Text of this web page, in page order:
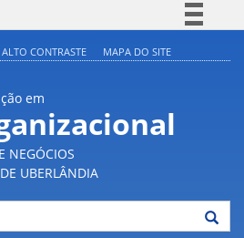
Acesso à informação
ALTO CONTRASTE MAPA DO SITE
em
NEGÓCIOS
UBERLÂNDIA